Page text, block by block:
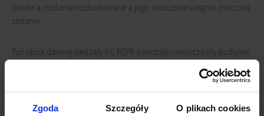
Zgoda Szczegóły O plikach cookies
Gaulle’a zostanie rozbudowane a jego otoczenie ulegnie znacznej
zmianie.
Tuż obok dawnej siedziby KC PZPR powstaje nowoczesny budynek
zarówno biurową jak i handlową. Modernizacji zostanie poddany
również dziedziniec CBF, który przeobrazi się w ciekawą i
ogólnodostępną przestrzeń dla najemców i mieszkańców